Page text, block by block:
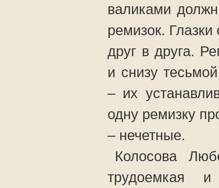
валиками
ремизок.
друг в друга.
и снизу
– их
одну ремизку
– нечетные.
Колосова
трудоемкая